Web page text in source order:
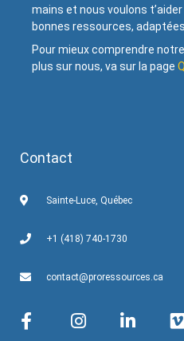
mains et nous voulons
bonnes ressources,
Pour mieux comprendre
plus sur nous, va sur la page
Contact
Sainte-Luce, Québec
+1 (418) 740-1730
contact@proressources.ca